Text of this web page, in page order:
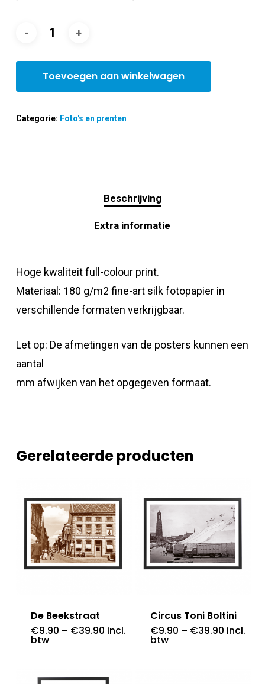
Toevoegen aan winkelwagen
Categorie: Foto's en prenten
Beschrijving
Extra informatie
Hoge kwaliteit full-colour print.
Materiaal: 180 g/m2 fine-art silk fotopapier in
verschillende formaten verkrijgbaar.
Let op: De afmetingen van de posters kunnen een
aantal
mm afwijken van het opgegeven formaat.
Gerelateerde producten
De Beekstraat
€9.90 – €39.90 incl.
btw
Circus Toni Boltini
€9.90 – €39.90 incl.
btw